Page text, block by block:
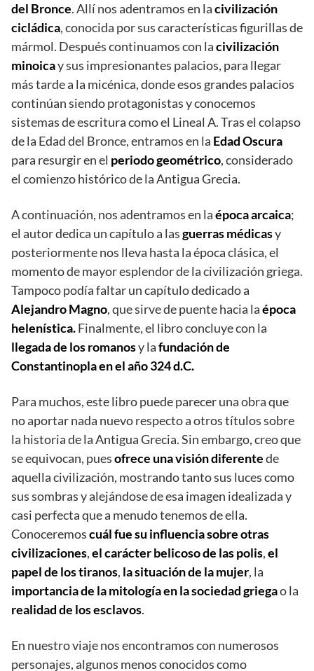
del Bronce. Allí nos adentramos en lacivilización
cicládica, conocida por sus características figurillas de
mármol. Después continuamos con lacivilización
minoicay sus impresionantes palacios, para llegar
más tarde a la micénica, donde esos grandes palacios
continúan siendo protagonistas y conocemos
sistemas de escritura como el Lineal A. Tras el colapso
de la Edad del Bronce, entramos en la Edad Oscura
para resurgir en el periodo geométrico, considerado
el comienzo histórico de la Antigua Grecia.
A continuación, nos adentramos en laépoca arcaica;
el autor dedica un capítulo a lasguerras médicasy
posteriormente nos lleva hasta la época clásica, el
momento de mayor esplendor de la civilización griega.
Tampoco podía faltar un capítulo dedicado a
Alejandro Magno, que sirve de puente hacia laépoca
helenística.Finalmente, el libro concluye con la
llegada de los romanosy lafundación de
Constantinopla en el año 324 d.C.
Para muchos, este libro puede parecer una obra que
no aportar nada nuevo respecto a otros títulos sobre
la historia de la Antigua Grecia. Sin embargo, creo que
se equivocan, puesofrece una visión diferentede
aquella civilización, mostrando tanto sus luces como
sus sombras y alejándose de esa imagen idealizada y
casi perfecta que a menudo tenemos de ella.
Conoceremoscuál fue su influencia sobre otras
civilizaciones,el carácter belicoso de las polis,el
papel de los tiranos, la situación de la mujer, la
importancia de la mitología en la sociedad griegao la
realidad de los esclavos.
En nuestro viaje nos encontramos con numerosos
personajes, algunos menos conocidos como